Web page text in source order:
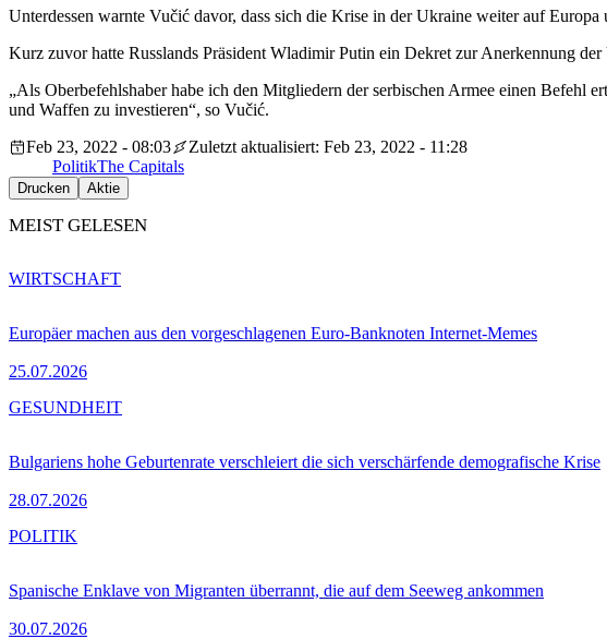
Unterdessen warnte Vučić davor, dass sich die Krise in der Ukraine weiter auf
Kurz zuvor hatte Russlands Präsident Wladimir Putin ein Dekret zur Anerkennung
„Als Oberbefehlshaber habe ich den Mitgliedern der serbischen Armee einen Befehl
und Waffen zu investieren“, so Vučić.
Feb 23, 2022 - 08:03
Zuletzt aktualisiert: Feb 23, 2022 - 11:28
PolitikThe Capitals
Drucken Aktie
MEIST GELESEN
Europäer machen aus den vorgeschlagenen Euro-Banknoten Internet-Memes
25.07.2026
WIRTSCHAFT
Bulgariens hohe Geburtenrate verschleiert die sich verschärfende demografische Krise
28.07.2026
GESUNDHEIT
Spanische Enklave von Migranten überrannt, die auf dem Seeweg ankommen
30.07.2026
POLITIK